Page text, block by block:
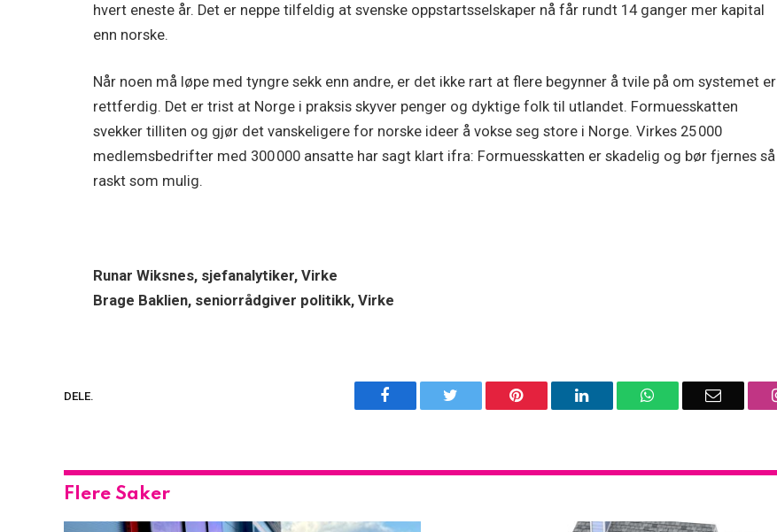
hvert eneste år. Det er neppe tilfeldig at svenske oppstartsselskaper nå får rundt 14 ganger mer kapital
enn norske.
Når noen må løpe med tyngre sekk enn andre, er det ikke rart at flere begynner å tvile på om systemet er
rettferdig. Det er trist at Norge i praksis skyver penger og dyktige folk til utlandet. Formuesskatten
svekker tilliten og gjør det vanskeligere for norske ideer å vokse seg store i Norge. Virkes 25 000
medlemsbedrifter med 300 000 ansatte har sagt klart ifra: Formuesskatten er skadelig og bør fjernes så
raskt som mulig.
Runar Wiksnes, sjefanalytiker, Virke
Brage Baklien, seniorrådgiver politikk, Virke
DELE. Facebook Pinterest LinkedIn WhatsAppEmail
Flere Saker